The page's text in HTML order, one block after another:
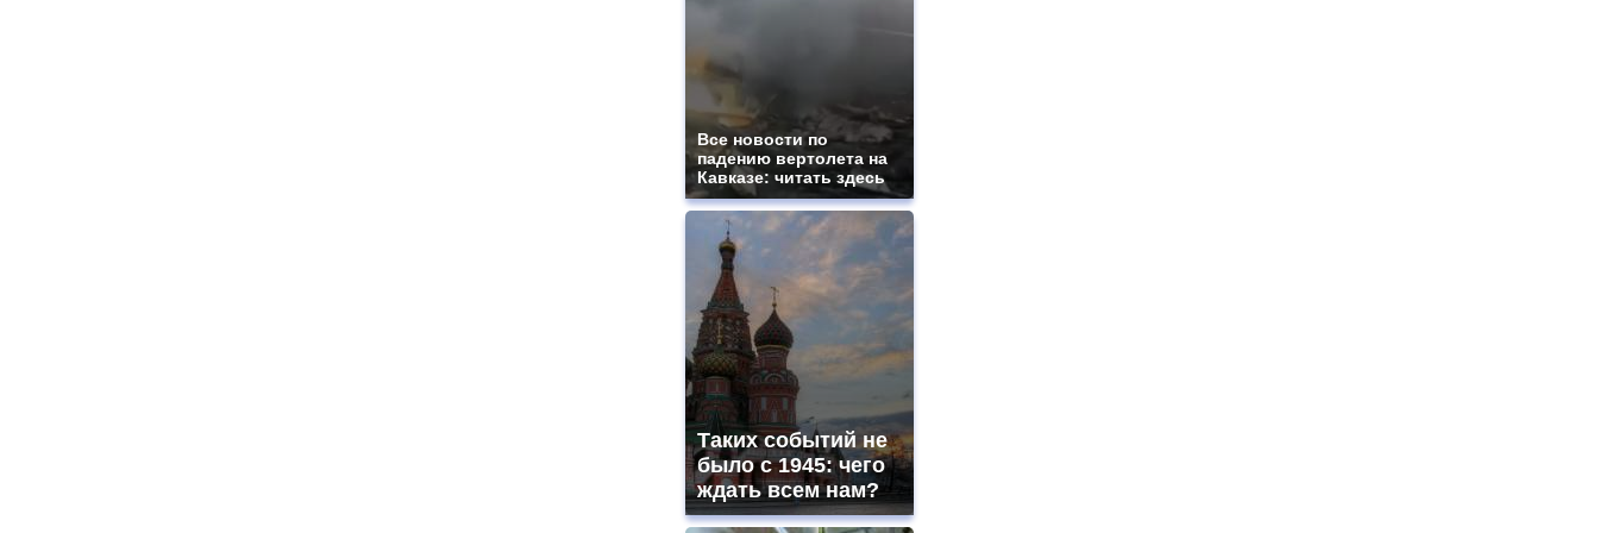
Все новости по
падению вертолета на
Кавказе: читать здесь
Таких событий не
было с 1945: чего
ждать всем нам?